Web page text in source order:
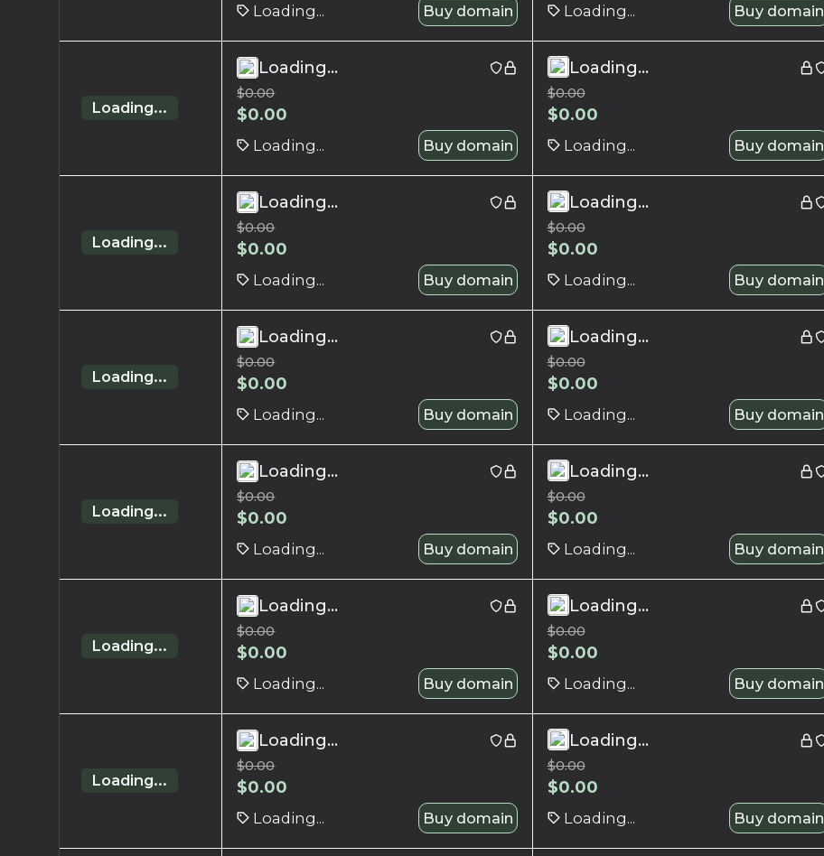
Loading... Buy domain Loading... Buy domain
Loading...
Loading...
$0.00
$0.00
Loading... Buy domain
Loading...
$0.00
$0.00
Loading... Buy domain
Loading...
Loading...
$0.00
$0.00
Loading... Buy domain
Loading...
$0.00
$0.00
Loading... Buy domain
Loading...
Loading...
$0.00
$0.00
Loading... Buy domain
Loading...
$0.00
$0.00
Loading... Buy domain
Loading...
Loading...
$0.00
$0.00
Loading... Buy domain
Loading...
$0.00
$0.00
Loading... Buy domain
Loading...
Loading...
$0.00
$0.00
Loading... Buy domain
Loading...
$0.00
$0.00
Loading... Buy domain
Loading...
Loading...
$0.00
$0.00
Loading... Buy domain
Loading...
$0.00
$0.00
Loading... Buy domain